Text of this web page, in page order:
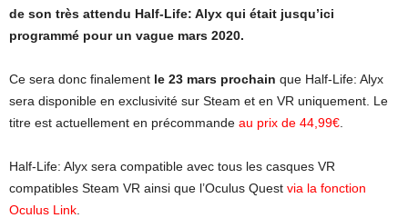
de son très attendu Half-Life: Alyx qui était jusqu’ici
programmé pour un vague mars 2020.
Ce sera donc finalement le 23 mars prochain que Half-Life: Alyx
sera disponible en exclusivité sur Steam et en VR uniquement. Le
titre est actuellement en précommande au prix de 44,99€
Half-Life: Alyx sera compatible avec tous les casques VR
compatibles Steam VR ainsi que l’Oculus Quest via la fonction
Oculus Link